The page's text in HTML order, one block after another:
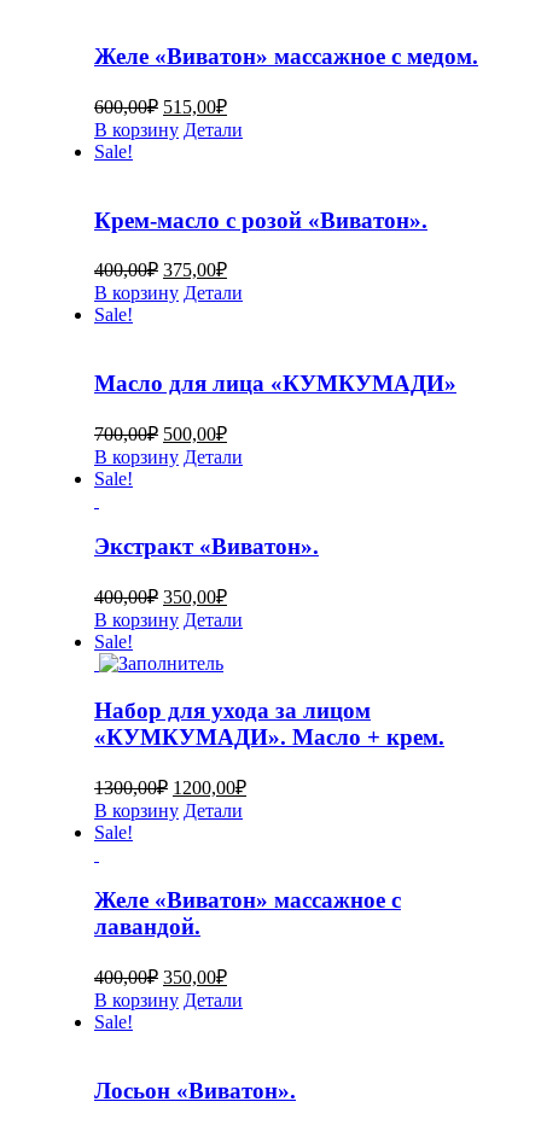
Желе «Виватон» массажное с медом.
600,00₽ 515,00₽
В корзину Детали
Sale!
Крем-масло с розой «Виватон».
400,00₽ 375,00₽
В корзину Детали
Sale!
Масло для лица «КУМКУМАДИ»
700,00₽ 500,00₽
В корзину Детали
Sale!
Экстракт «Виватон».
400,00₽ 350,00₽
В корзину Детали
Sale!
Набор для ухода за лицом
«КУМКУМАДИ». Масло + крем.
1300,00₽ 1200,00₽
В корзину Детали
Sale!
Желе «Виватон» массажное с
лавандой.
400,00₽ 350,00₽
В корзину Детали
Sale!
Лосьон «Виватон».